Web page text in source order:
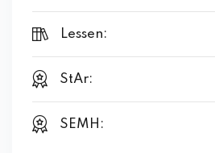
Lessen:
StAr:
SEMH: